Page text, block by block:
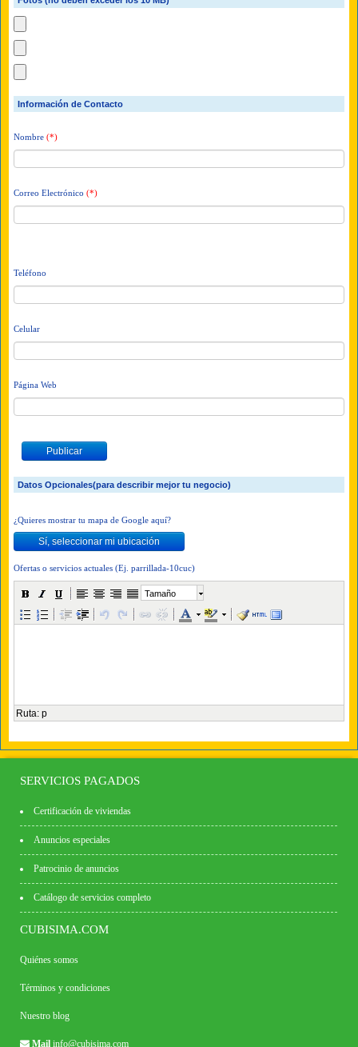
Información de Contacto
Nombre (*)
Correo Electrónico (*)
Teléfono
Celular
Página Web
Datos Opcionales(para describir mejor tu negocio)
¿Quieres mostrar tu mapa de Google aquí?
Ofertas o servicios actuales (Ej. parrillada-10cuc)
Tamaño
Ruta: p
SERVICIOS PAGADOS
Certificación de viviendas
Anuncios especiales
Patrocinio de anuncios
Catálogo de servicios completo
CUBISIMA.COM
Quiénes somos
Términos y condiciones
Nuestro blog
Mail info@cubisima.com